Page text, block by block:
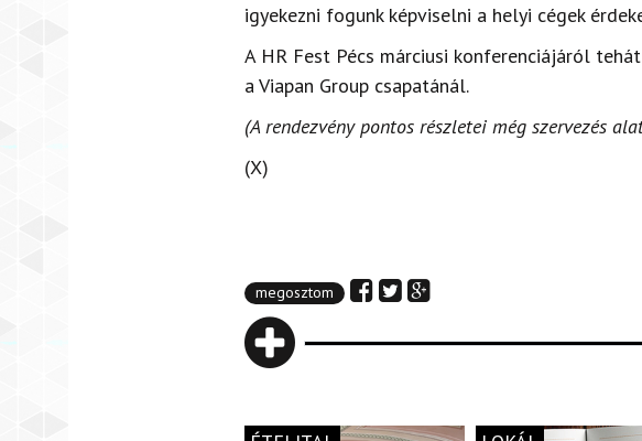
igyekezni fogunk képviselni a helyi cégek
A HR Fest Pécs márciusi konferenciájáról
a Viapan Group csapatánál.
(A rendezvény pontos részletei még szervezés
(X)
megosztom